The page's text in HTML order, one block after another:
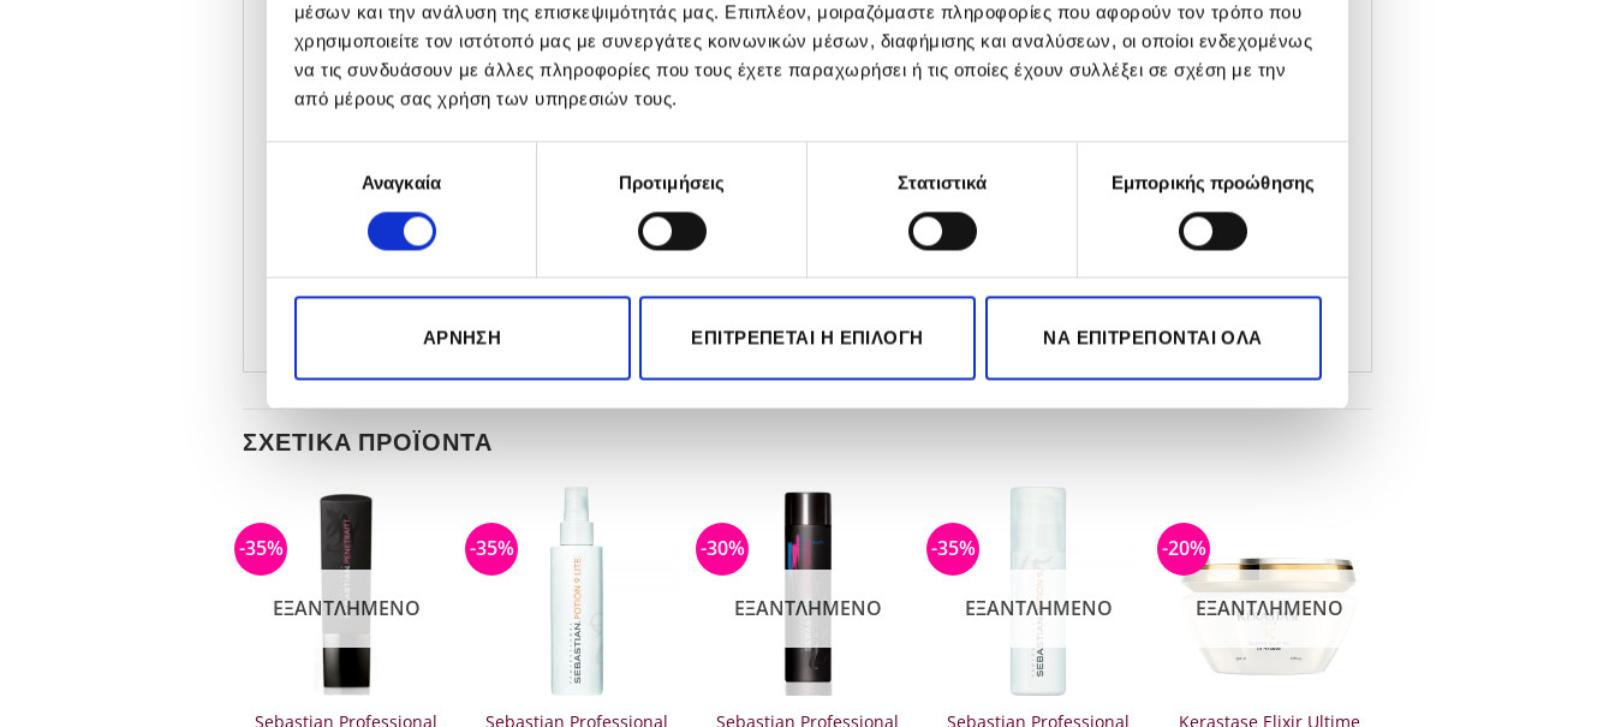
μέσων και την ανάλυση της επισκεψιμότητάς μας. Επιπλέον, μοιραζόμαστε πληροφορίες που αφορούν τον τρόπο που
χρησιμοποιείτε τον ιστότοπό μας με συνεργάτες κοινωνικών μέσων, διαφήμισης και αναλύσεων, οι οποίοι ενδεχομένως
να τις συνδυάσουν με άλλες πληροφορίες που τους έχετε παραχωρήσει ή τις οποίες έχουν συλλέξει σε σχέση με την
από μέρους σας χρήση των υπηρεσιών τους.
συγκατάθεσηςΑναγκαία Προτιμήσεις Στατιστικά Εμπορικής προώθησης
ΆΡΝΗΣΗ ΕΠΙΤΡΈΠΕΤΑΙ Η ΕΠΙΛΟΓΉ ΝΑ ΕΠΙΤΡΈΠΟΝΤΑΙ ΌΛΑ
Μπορεί να χρησιμοποιηθεί και σε στεγνά μαλλιά για να αναζωογονήσετε το styling, χαρίζοντας του μεγαλύτερη
διάρκεια αλλά και ένα λείο και μεταξένιο αποτέλεσμα
Ψεκάστε λίγη ποσότητα στα χέρια σας.
Κοντά μαλλιά: 2-3 φορές
Μεσαιού μήκους μαλλιά: 3-5 φορές
Μακριά μαλλιά: 4-6 φορές
άκρες.
ΣΧΕΤΙΚΆ ΠΡΟΪΌΝΤΑ
-35%
ΕΞΑΝΤΛΗΜΈΝΟ
Sebastian Professional
-35%
Sebastian Professional
-30%
ΕΞΑΝΤΛΗΜΈΝΟ
Sebastian Professional
-35%
ΕΞΑΝΤΛΗΜΈΝΟ
Sebastian Professional
-20%
ΕΞΑΝΤΛΗΜΈΝΟ
Kerastase Elixir Ultime